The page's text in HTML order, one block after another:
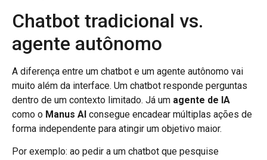
Chatbot tradicional vs.
agente autônomo
A diferença entre um chatbot e um agente autônomo vai
muito além da interface. Um chatbot responde perguntas
dentro de um contexto limitado. Já um agente de IA
como o Manus AI consegue encadear múltiplas ações de
forma independente para atingir um objetivo maior.
Por exemplo: ao pedir a um chatbot que pesquise